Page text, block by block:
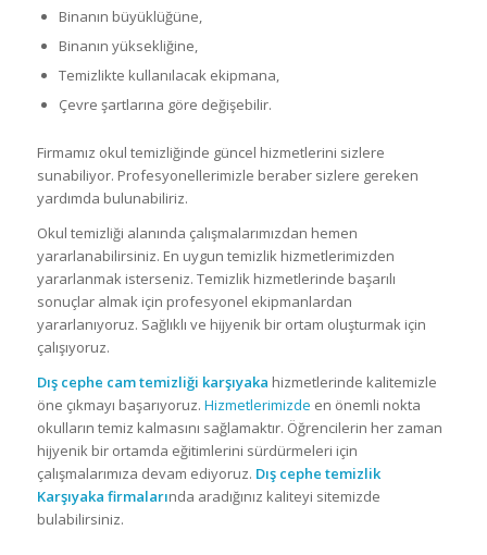
Binanın büyüklüğüne,
Binanın yüksekliğine,
Temizlikte kullanılacak ekipmana,
Çevre şartlarına göre değişebilir.
Firmamız okul temizliğinde güncel hizmetlerini sizlere
sunabiliyor. Profesyonellerimizle beraber sizlere gereken
yardımda bulunabiliriz.
Okul temizliği alanında çalışmalarımızdan hemen
yararlanabilirsiniz. En uygun temizlik hizmetlerimizden
yararlanmak isterseniz. Temizlik hizmetlerinde başarılı
sonuçlar almak için profesyonel ekipmanlardan
yararlanıyoruz. Sağlıklı ve hijyenik bir ortam oluşturmak için
çalışıyoruz.
Dış cephe cam temizliği karşıyaka hizmetlerinde kalitemizle
öne çıkmayı başarıyoruz. Hizmetlerimizde en önemli nokta
okulların temiz kalmasını sağlamaktır. Öğrencilerin her zaman
hijyenik bir ortamda eğitimlerini sürdürmeleri için
çalışmalarımıza devam ediyoruz. Dış cephe temizlik
Karşıyaka firmalarında aradığınız kaliteyi sitemizde
bulabilirsiniz.